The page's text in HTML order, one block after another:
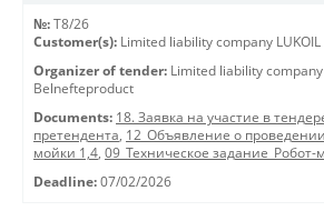
№: T8/26
Customer(s): Limited liability company
Organizer of tender: Limited liability company
Belnefteproduct
Documents: 18. Заявка на участие в
претендента, 12_Объявление о
мойки 1,4, 09_Техническое задание_Робот-
Deadline: 07/02/2026